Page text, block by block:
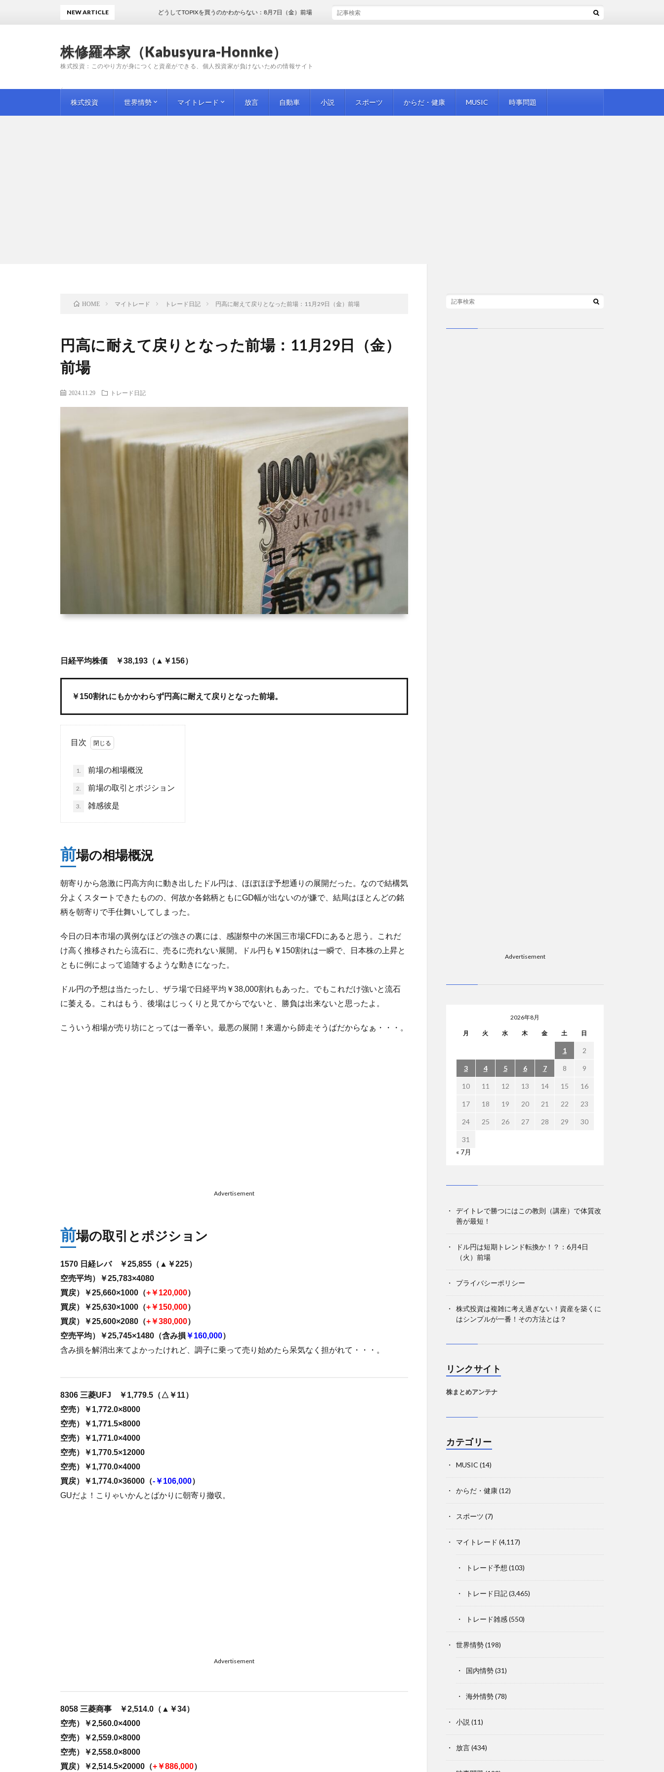
株修羅本家（Kabusyura-Honnke）
株式投資：このやり方が身につくと資産ができる、個人投資家が負けないための情報サイト
株式投資 世界情勢 マイトレード 放言 自動車 小説 スポーツ からだ・健康 MUSIC 時事問題
NEW ARTICLE どうしてTOPIXを買うのかわからない：8月7日（金）前場
HOME マイトレード トレード日記 円高に耐えて戻りとなった前場：11月29日（金）前場
円高に耐えて戻りとなった前場：11月29日（金）
前場
2024.11.29 トレード日記
日経平均株価 ￥38,193（▲￥156）
￥150割れにもかかわらず円高に耐えて戻りとなった前場。
目次
1. 前場の相場概況
2. 前場の取引とポジション
3. 雑感彼是
前場の相場概況
朝寄りから急激に円高方向に動き出したドル円は、ほぼほぼ予想通りの展開だった。なので結構気
分よくスタートできたものの、何故か各銘柄ともにGD幅が出ないのが嫌で、結局はほとんどの銘
柄を朝寄りで手仕舞いしてしまった。
今日の日本市場の異例なほどの強さの裏には、感謝祭中の米国三市場CFDにあると思う。これだ
け高く推移されたら流石に、売るに売れない展開。ドル円も￥150割れは一瞬で、日本株の上昇と
ともに例によって追随するような動きになった。
ドル円の予想は当たったし、ザラ場で日経平均￥38,000割れもあった。でもこれだけ強いと流石
に萎える。これはもう、後場はじっくりと見てからでないと、勝負は出来ないと思ったよ。
こういう相場が売り坊にとっては一番辛い。最悪の展開！来週から師走そうばだからなぁ・・・。
Advertisement
前場の取引とポジション
1570 日経レバ ￥25,855（▲￥225）
空売平均）￥25,783×4080
買戻）￥25,660×1000（+￥120,000）
買戻）￥25,630×1000（+￥150,000）
買戻）￥25,600×2080（+￥380,000）
空売平均）￥25,745×1480（含み損 ￥160,000）
含み損を解消出来てよかったけれど、調子に乗って売り始めたら呆気なく担がれて・・・。
8306 三菱UFJ ￥1,779.5（△￥11）
空売）￥1,772.0×8000
空売）￥1,771.5×8000
空売）￥1,771.0×4000
空売）￥1,770.5×12000
空売）￥1,770.0×4000
買戻）￥1,774.0×36000（-￥106,000）
GUだよ！こりゃいかんとばかりに朝寄り撤収。
Advertisement
8058 三菱商事 ￥2,514.0（▲￥34）
空売）￥2,560.0×4000
空売）￥2,559.0×8000
空売）￥2,558.0×8000
買戻）￥2,514.5×20000（+￥886,000）
Advertisement
2026年8月
月 火 水 木 金 土 日
1 2
3 4 5 6 7 8 9
10 11 12 13 14 15 16
17 18 19 20 21 22 23
24 25 26 27 28 29 30
31
« 7月
デイトレで勝つにはこの教則（講座）で体質改
善が最短！
ドル円は短期トレンド転換か！？：6月4日
（火）前場
プライバシーポリシー
株式投資は複雑に考え過ぎない！資産を築くに
はシンプルが一番！その方法とは？
リンクサイト
株まとめアンテナ
カテゴリー
MUSIC (14)
からだ・健康(12)
スポーツ (7)
マイトレード (4,117)
トレード予想 (103)
トレード日記(3,465)
トレード雑感(550)
世界情勢(198)
国内情勢(31)
海外情勢(78)
小説 (11)
放言(434)